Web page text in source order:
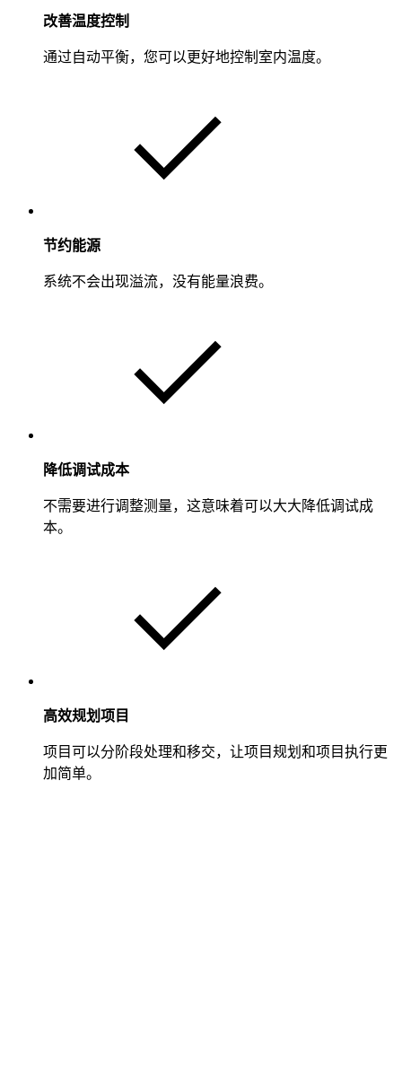
改善温度控制
通过自动平衡，您可以更好地控制室内温度。
节约能源
系统不会出现溢流，没有能量浪费。
降低调试成本
不需要进行调整测量，这意味着可以大大降低调试成
本。
高效规划项目
项目可以分阶段处理和移交，让项目规划和项目执行更
加简单。